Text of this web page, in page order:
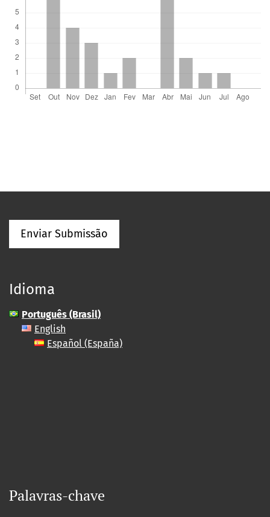
Enviar Submissão
Idioma
Português (Brasil)
English
Español (España)
Palavras-chave